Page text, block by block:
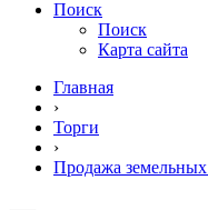
Поиск
Поиск
Карта сайта
Главная
›
Торги
›
Продажа